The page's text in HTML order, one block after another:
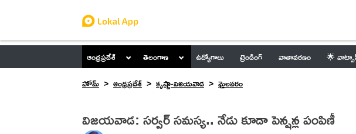
ఆంధ్రప్రదేశ్ తెలంగాణ ఉద్యోగాలు ట్రెండింగ్ వాతావరణం 🌟
హోమ్
ఆంధ్రప్రదేశ్ కృష్ణా-విజయవాడ మైలవరం
విజయవాడ: సర్వర్ సమస్య.. నేడు కూడా పెన్షన్ల పంపిణీ